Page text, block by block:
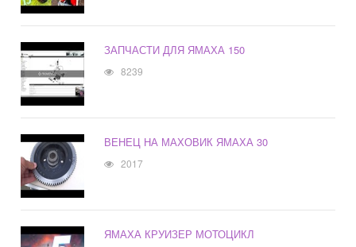
ЗАПЧАСТИ ДЛЯ ЯМАХА 150
8239
ВЕНЕЦ НА МАХОВИК ЯМАХА 30
2017
ЯМАХА КРУИЗЕР МОТОЦИКЛ